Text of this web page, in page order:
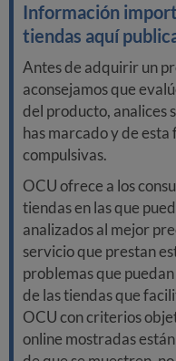
Información
tiendas aquí
Antes de adquirir un
aconsejamos que
del producto, analices
has marcado y de
compulsivas.
OCU ofrece a los
tiendas en las que
analizados al mejor
servicio que prestan
problemas que
de las tiendas que
OCU con criterios
online mostradas